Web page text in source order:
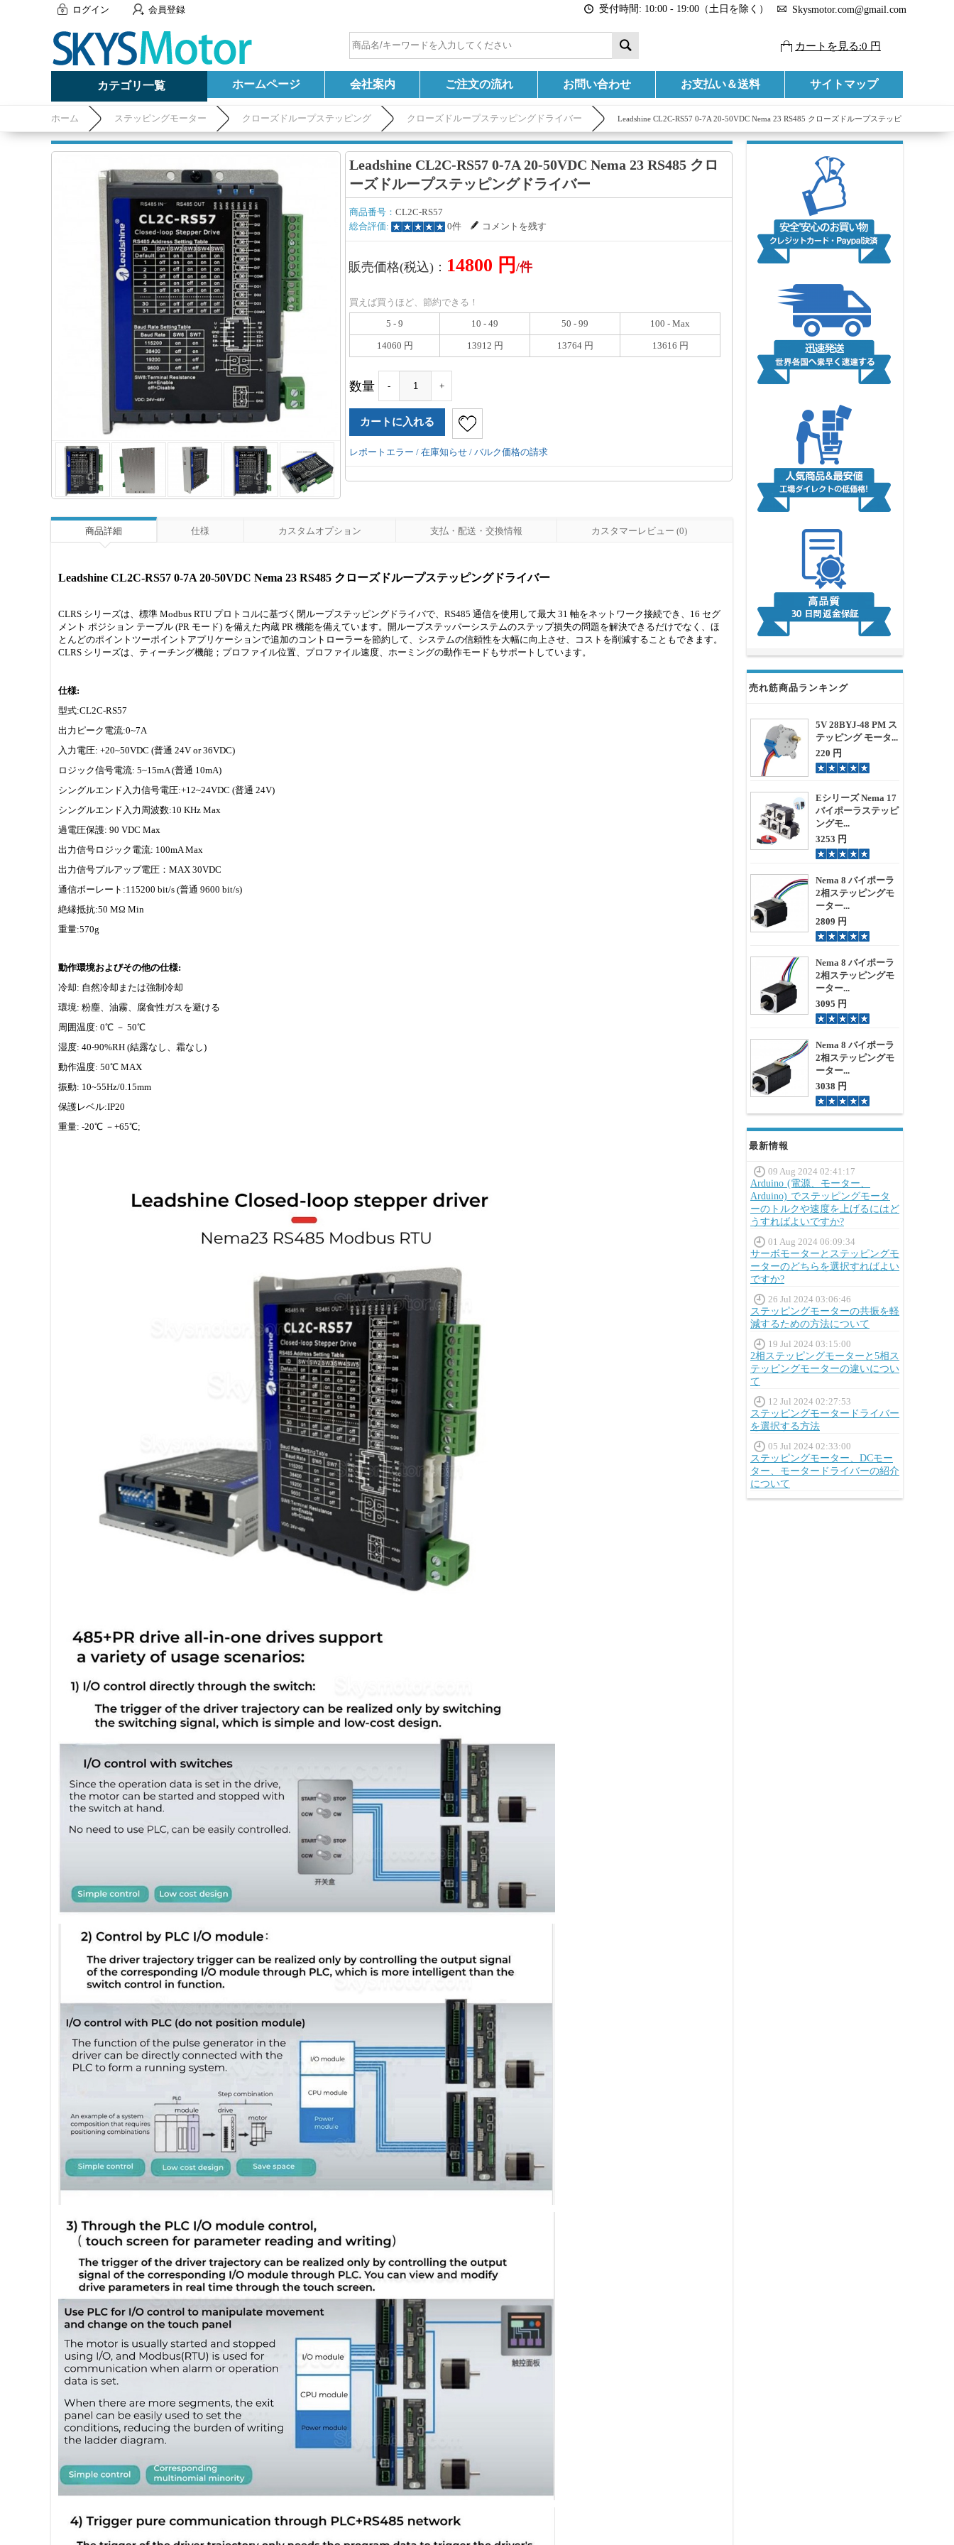
ログイン 会員登録 受付時間: 10:00 - 19:00（土日を除く） Skysmotor.com@gmail.com
カートを見る:0 円
カテゴリ一覧 ホームページ 会社案内 ご注文の流れ お問い合わせ お支払い＆送料 サイトマップ
ホーム ステッピングモーター クローズドループステッピング クローズドループステッピングドライバー Leadshine CL2C-RS57 0-7A 20-50VDC Nema 23 RS485 クローズドループステッピ
ングドライバー
売れ筋商品ランキング
5V 28BYJ-48 PM ス
テッピング モータ...
220 円
Eシリーズ Nema 17
バイポーラステッピ
ングモ...
3253 円
Nema 8 バイポーラ
2相ステッピングモ
ーター...
2809 円
Nema 8 バイポーラ
2相ステッピングモ
ーター...
3095 円
Nema 8 バイポーラ
2相ステッピングモ
ーター...
3038 円
最新情報
09 Aug 2024 02:41:17
Arduino (電源、モーター、
Arduino) でステッピングモータ
ーのトルクや速度を上げるにはど
うすればよいですか?
01 Aug 2024 06:09:34
サーボモーターとステッピングモ
ーターのどちらを選択すればよい
ですか?
26 Jul 2024 03:06:46
ステッピングモーターの共振を軽
減するための方法について
19 Jul 2024 03:15:00
2相ステッピングモーターと5相ス
テッピングモーターの違いについ
て
12 Jul 2024 02:27:53
ステッピングモータードライバー
を選択する方法
05 Jul 2024 02:33:00
ステッピングモーター、DCモー
ター、モータードライバーの紹介
について
Leadshine CL2C-RS57 0-7A 20-50VDC Nema 23 RS485 クロ
ーズドループステッピングドライバー
商品番号： CL2C-RS57
総合評価:
0件 コメントを残す
販売価格(税込)： 14800 円 /件
買えば買うほど、節約できる！
5 - 9
10 - 49 50 - 99 100 - Max
14060 円 13912 円 13764 円 13616 円
数量 - +
レポートエラー / 在庫知らせ / バルク価格の請求
商品詳細 仕様 カスタムオプション 支払・配送・交換情報 カスタマーレビュー (0)
Leadshine CL2C-RS57 0-7A 20-50VDC Nema 23 RS485 クローズドループステッピングドライバー
CLRS シリーズは、標準 Modbus RTU プロトコルに基づく閉ループステッピングドライバで、RS485 通信を使用して最大 31 軸をネットワーク接続でき、16 セグ
メント ポジション テーブル (PR モード) を備えた内蔵 PR 機能を備えています。開ループステッパーシステムのステップ損失の問題を解決できるだけでなく、ほ
とんどのポイントツーポイントアプリケーションで追加のコントローラーを節約して、システムの信頼性を大幅に向上させ、コストを削減することもできます。
CLRS シリーズは、ティーチング機能；プロファイル位置、プロファイル速度、ホーミングの動作モードもサポートしています。
仕様:
型式:CL2C-RS57
出力ピーク電流:0~7A
入力電圧: +20~50VDC (普通 24V or 36VDC)
ロジック信号電流: 5~15mA (普通 10mA)
シングルエンド入力信号電圧:+12~24VDC (普通 24V)
シングルエンド入力周波数:10 KHz Max
過電圧保護: 90 VDC Max
出力信号ロジック電流: 100mA Max
出力信号プルアップ電圧：MAX 30VDC
通信ボーレート:115200 bit/s (普通 9600 bit/s)
絶縁抵抗:50 MΩ Min
重量:570g
動作環境およびその他の仕様:
冷却: 自然冷却または強制冷却
環境: 粉塵、油霧、腐食性ガスを避ける
周囲温度: 0℃ － 50℃
湿度: 40-90%RH (結露なし、霜なし)
動作温度: 50℃ MAX
振動: 10~55Hz/0.15mm
保護レベル:IP20
重量: -20℃ －+65℃;